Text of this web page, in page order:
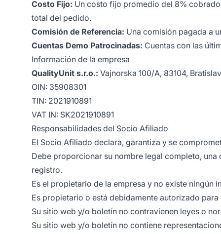
Costo Fijo: Un costo fijo promedio del 8%
total del pedido.
Comisión de Referencia: Una comisión pagada a
Cuentas Demo Patrocinadas: Cuentas con las
Información de la empresa
QualityUnit s.r.o.: Vajnorska 100/A, 83104,
OIN: 35908301
TIN: 2021910891
VAT IN: SK2021910891
Responsabilidades del Socio Afiliado
El Socio Afiliado declara, garantiza y se
Debe proporcionar su nombre legal completo,
registro.
Es el propietario de la empresa y no existe ningún
Es propietario o está debidamente autorizado
Su sitio web y/o boletín no contravienen leyes o
Su sitio web y/o boletín no contiene